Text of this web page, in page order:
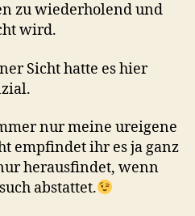
zu wiederholend und
wird.
Sicht hatte es hier
nur meine ureigene
empfindet ihr es ja ganz
herausfindet, wenn
abstattet.